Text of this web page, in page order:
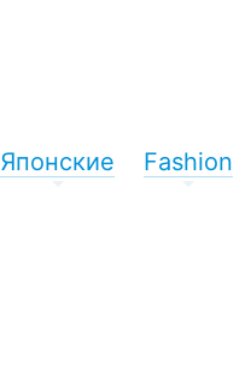
Японские Fashion